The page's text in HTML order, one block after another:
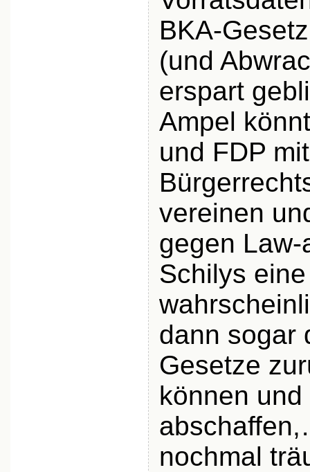
BKA-
(und
erspart
Ampel
und FDP
vereinen
gegen
Schilys
dann sogar
Gesetze
können
nochmal